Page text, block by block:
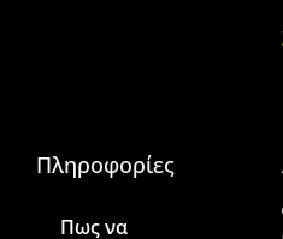
Πληροφορίες
Πως να